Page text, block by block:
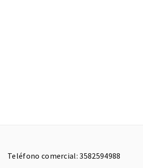
Teléfono comercial: 3582594988